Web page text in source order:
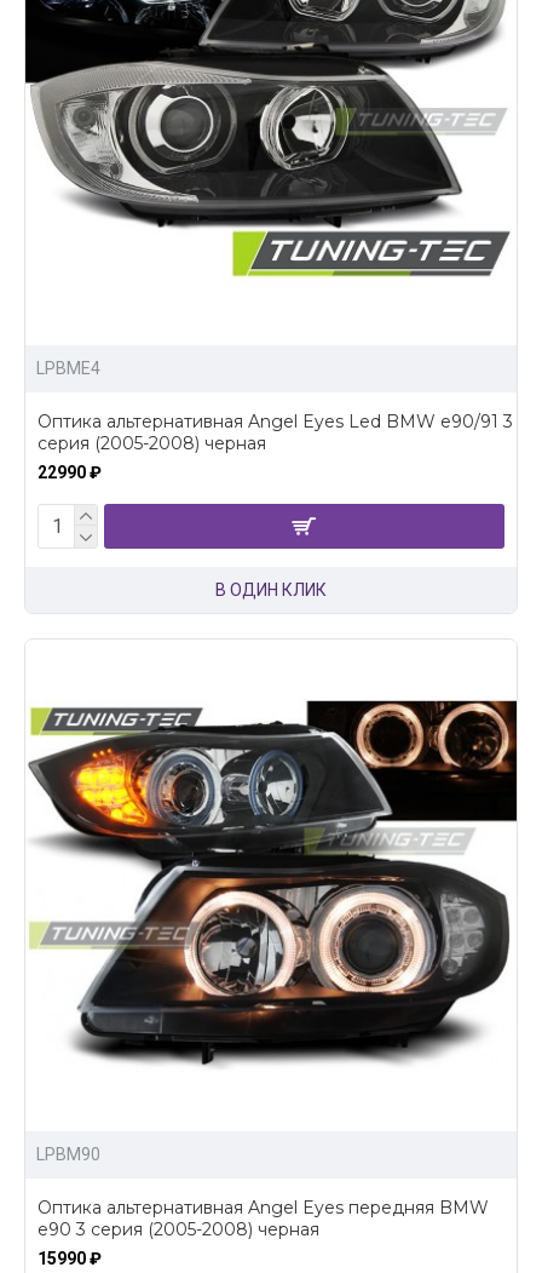
LPBME4
Оптика альтернативная Angel Eyes Led BMW e90/91 3
серия (2005-2008) черная
22990 ₽
В ОДИН КЛИК
LPBM90
Оптика альтернативная Angel Eyes передняя BMW
e90 3 серия (2005-2008) черная
15990 ₽